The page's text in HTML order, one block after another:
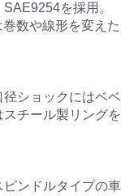
を採用。
数や線形を変えた
ショックにはベベ
チール製リングを
ンドルタイプの車